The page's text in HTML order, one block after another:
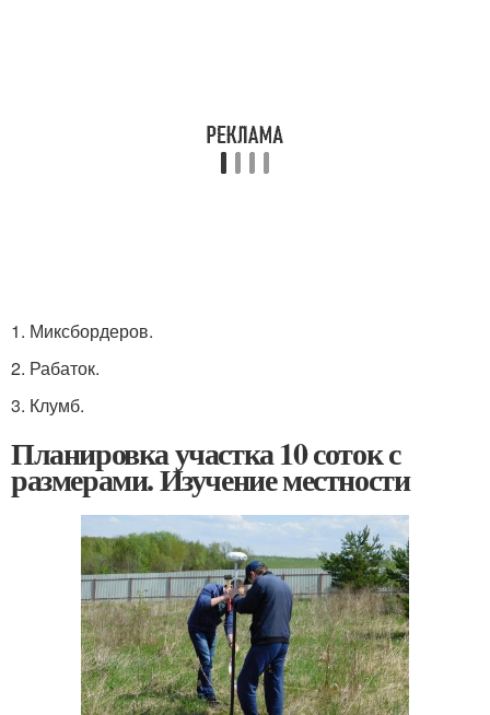
1. Миксбордеров.
2. Рабаток.
3. Клумб.
Планировка участка 10 соток с
размерами. Изучение местности